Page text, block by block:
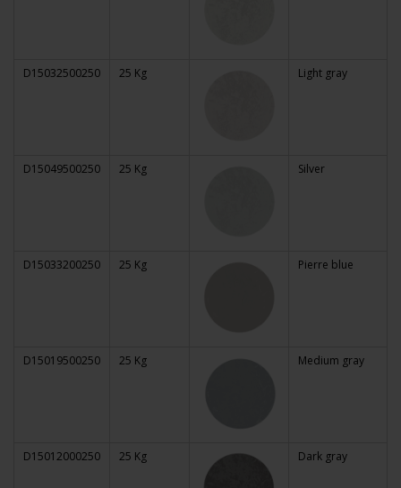
D15032500250 25 Kg Light gray
D15049500250 25 Kg Silver
D15033200250 25 Kg Pierre blue
D15019500250 25 Kg Medium gray
D15012000250 25 Kg Dark gray